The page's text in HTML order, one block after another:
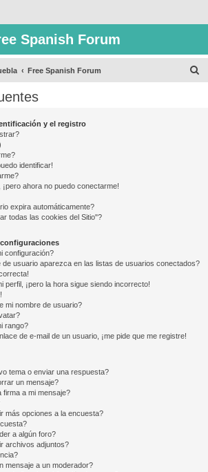
Spanish Forum
Free Spanish Forum
y el registro
identificar!
ahora no puedo conectarme!
expira automáticamente?
todas las cookies del Sitio"?
configuración?
de usuario aparezca en las listas de usuarios conectados?
perfil, ¡pero la hora sigue siendo incorrecto!
mi nombre de usuario?
rango?
de e-mail de un usuario, ¡me pide que me registre!
tema o enviar una respuesta?
un mensaje?
firma a mi mensaje?
más opciones a la encuesta?
a algún foro?
archivos adjuntos?
mensaje a un moderador?